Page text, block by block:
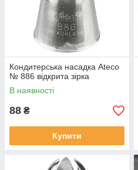
Кондитерська насадка Ateco
№ 886 відкрита зірка
В наявності
88 ₴
Купити